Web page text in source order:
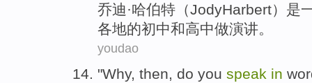
乔迪·哈伯特（JodyHarbert） 是
各地的初中和高中做演讲。
youdao
"Why, then, do you speak in